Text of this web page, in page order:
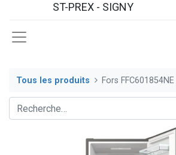
ST-PREX - SIGNY
Tous les produits Fors FFC601854NE